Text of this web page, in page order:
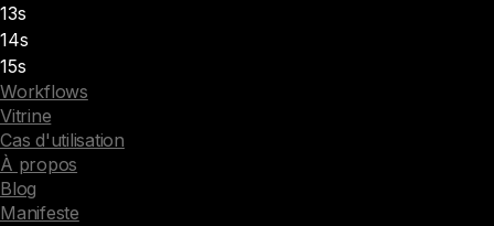
13s
14s
15s
Workflows
Vitrine
Cas d'utilisation
À propos
Blog
Manifeste